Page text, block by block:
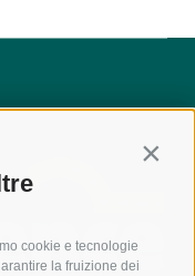
cookie e tecnologie
la fruizione dei